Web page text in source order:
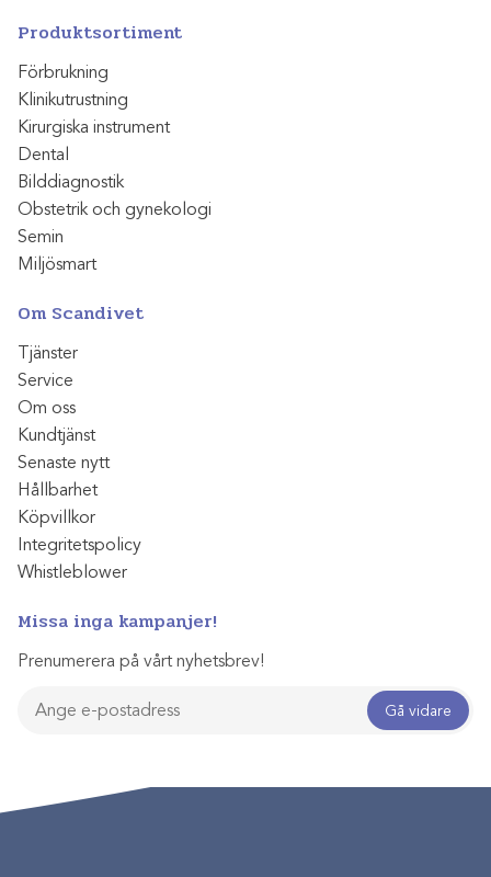
Produktsortiment
Förbrukning
Klinikutrustning
Kirurgiska instrument
Dental
Bilddiagnostik
Obstetrik och gynekologi
Semin
Miljösmart
Om Scandivet
Tjänster
Service
Om oss
Kundtjänst
Senaste nytt
Hållbarhet
Köpvillkor
Integritetspolicy
Whistleblower
Missa inga kampanjer!
Prenumerera på vårt nyhetsbrev!
Gå vidare